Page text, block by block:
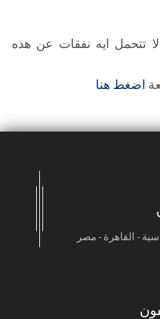
لا تتحمل ايه نفقات عن هذه
اضغط هنا
- القاهرة - مصر